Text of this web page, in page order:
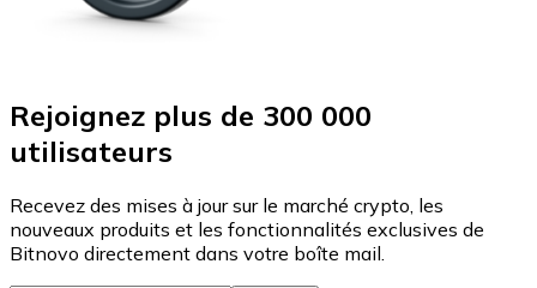
Rejoignez plus de 300 000
utilisateurs
Recevez des mises à jour sur le marché crypto, les
nouveaux produits et les fonctionnalités exclusives de
Bitnovo directement dans votre boîte mail.